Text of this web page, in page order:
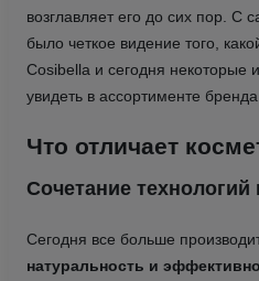
возглавляет его до сих пор. С
было четкое видение того,
Cosibella и сегодня некоторые
увидеть в ассортименте бренда.
Что отличает
Сочетание
Сегодня все больше
натуральность и